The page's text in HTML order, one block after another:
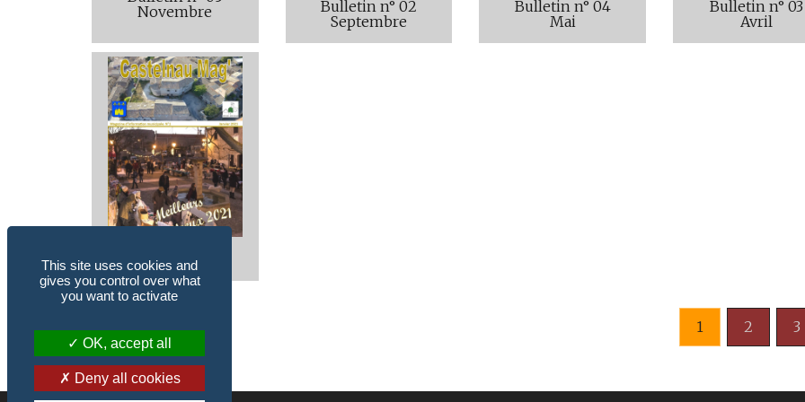
Novembre
Bulletin n° 02
Septembre
Bulletin n° 04
Mai
Bulletin n° 03
Avril
Janvier
1 2 3
This site uses cookies and
gives you control over what
you want to activate
OK, accept all
Deny all cookies